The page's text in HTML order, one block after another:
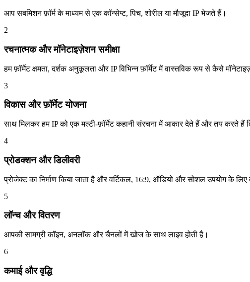
आप सबमिशन फ़ॉर्म के माध्यम से एक कॉन्सेप्ट, पिच, शोरील या मौजूदा IP भेजते हैं।
2
रचनात्मक और मॉनेटाइज़ेशन समीक्षा
हम फ़ॉर्मेट क्षमता, दर्शक अनुकूलता और IP विभिन्न फ़ॉर्मेट में वास्तविक रूप से कैसे
3
विकास और फ़ॉर्मेट योजना
साथ मिलकर हम IP को एक मल्टी-फ़ॉर्मेट कहानी संरचना में आकार देते हैं और तय करते हैं
4
प्रोडक्शन और डिलीवरी
प्रोजेक्ट का निर्माण किया जाता है और वर्टिकल, 16:9, ऑडियो और सोशल उपयोग के लिए
5
लॉन्च और वितरण
आपकी सामग्री कॉइन, अनलॉक और चैनलों में खोज के साथ लाइव होती है।
6
कमाई और वृद्धि